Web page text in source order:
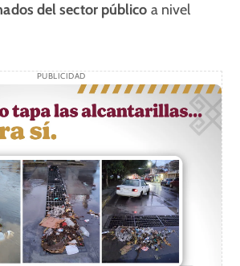
del sector público a nivel
PUBLICIDAD